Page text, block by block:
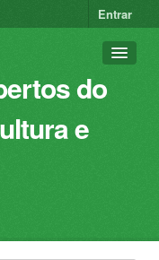
Entrar
do
e